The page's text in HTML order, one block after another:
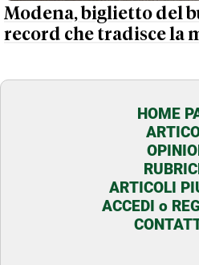
Modena, biglietto del
record che tradisce la
HOME
ARTICOLI
ACCEDI o